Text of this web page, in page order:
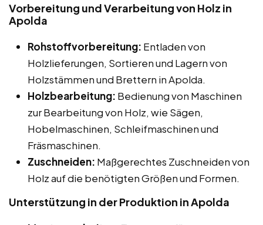
Vorbereitung und Verarbeitung von Holz in
Apolda
Rohstoffvorbereitung: Entladen von
Holzlieferungen, Sortieren und Lagern von
Holzstämmen und Brettern in Apolda.
Holzbearbeitung: Bedienung von Maschinen
zur Bearbeitung von Holz, wie Sägen,
Hobelmaschinen, Schleifmaschinen und
Fräsmaschinen.
Zuschneiden: Maßgerechtes Zuschneiden von
Holz auf die benötigten Größen und Formen.
Unterstützung in der Produktion in Apolda